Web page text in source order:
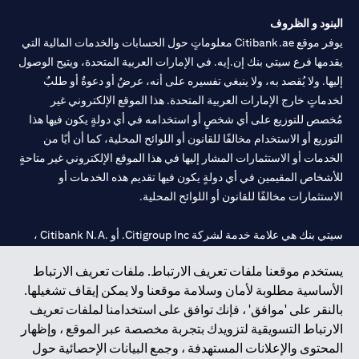
يستخدم موقعنا ملفات تعريف الارتباط. ملفات تعريف الارتباط
الأساسية مطلوبة لأمان وسلامة موقعنا ولا يمكن إيقاف تشغيلها.
بالنقر على 'موافق' ، فإنك توافق على استخدامنا لملفات تعريف
الارتباط التسويقية لتزويدك بتجربة مخصصة عبر الموقع ، وإظهار
المحتوى والإعلانات المستهدفة ، وجمع البيانات الإحصائية حول
البنود و الظروف
يوفر موقع Citibank.ae معلوماتٍ حول الحسابات والخدمات المالية التي
يقدمها فرع سيتي بنك إن.إيه. في الإمارات العربية المتحدة، ويتيح الوصول
إليها. ولا يُقصد به، ولا ينبغي تفسيره على أنه، عرضٌ أو دعوةٌ أو طلبٌ
لخدماتٍ خارج الإمارات العربية المتحدة. هذا الموقع الإلكتروني غير
مُخصص للتوزيع على أي شخصٍ أو استخدامه في أي دولةٍ يكون فيها هذا
التوزيع أو الاستخدام مخالفًا للقانون أو اللوائح المحلية، كما أن أيًا من
الخدمات أو الاستثمارات المشار إليها في هذا الموقع الإلكتروني غير متاحةٍ
للأشخاص المقيمين في أي دولةٍ يكون فيها تقديم هذه الخدمات أو
الاستثمارات مخالفًا للقانون أو اللوائح المحلية.
سيتي بنك هي علامة خدمة لشركة Citigroup Inc. أو .Citibank N.A ،
سيتي بنك إن. إيه. الإمارات مسجل لدى مصرف الإمارات المركزي تحت
أرقام التراخيص 202563 لفرع الوصل في دبي، 531989 لفرع مول
الإمارات في دبي، و CN-1002019 لفرع أبوظبي. هاتف: 4000 311 04.
فرع سيتي بنك إن إيه - الإمارات العربية المتحدة مرخص من مصرف